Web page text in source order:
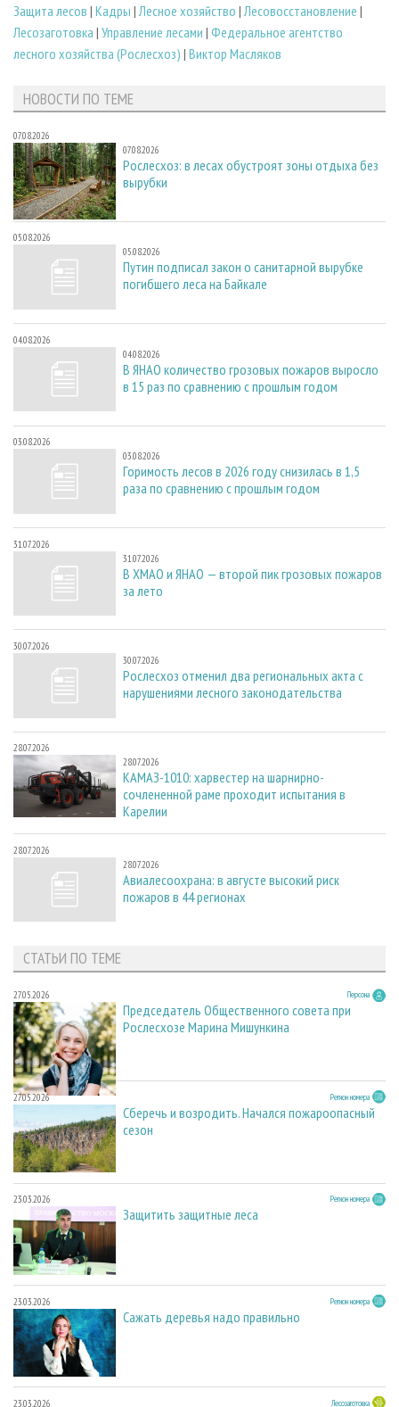
Защита лесов | Кадры |Лесное хозяйство |Лесовосстановление |
Лесозаготовка | Управление лесами | Федеральное агентство
лесного хозяйства (Рослесхоз) | Виктор Масляков
НОВОСТИ ПО ТЕМЕ
07.08.2026
07.08.2026
Рослесхоз: в лесах обустроят зоны отдыха без
вырубки
05.08.2026
05.08.2026
Путин подписал закон о санитарной вырубке
погибшего леса на Байкале
04.08.2026
04.08.2026
В ЯНАО количество грозовых пожаров выросло
в 15 раз по сравнению с прошлым годом
03.08.2026
03.08.2026
Горимость лесов в 2026 году снизилась в 1,5
раза по сравнению с прошлым годом
31.07.2026
31.07.2026
В ХМАО и ЯНАО — второй пик грозовых пожаров
за лето
30.07.2026
30.07.2026
Рослесхоз отменил два региональных акта с
нарушениями лесного законодательства
28.07.2026
28.07.2026
КАМАЗ-1010: харвестер на шарнирно-
сочлененной раме проходит испытания в
Карелии
28.07.2026
28.07.2026
Авиалесоохрана: в августе высокий риск
пожаров в 44 регионах
СТАТЬИ ПО ТЕМЕ
27.05.2026 Персона
Председатель Общественного совета при
Рослесхозе Марина Мишункина
27.05.2026 Регион номера
Сберечь и возродить. Начался пожароопасный
сезон
23.03.2026 Регион номера
Защитить защитные леса
23.03.2026 Регион номера
Сажать деревья надо правильно
23.03.2026 Лесозаготовка